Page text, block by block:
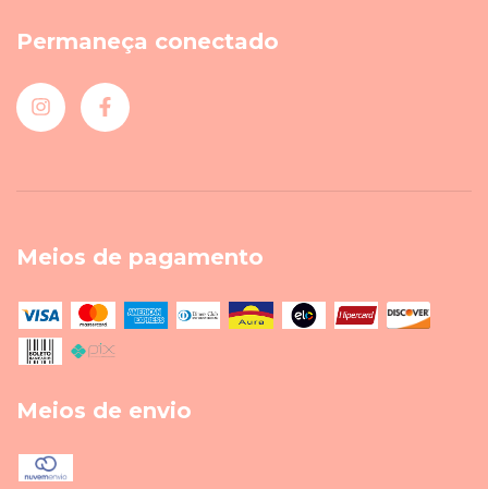
Permaneça conectado
Meios de pagamento
Meios de envio